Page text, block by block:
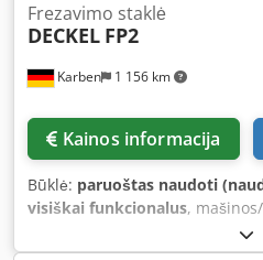
Karben 1 156 km
Frezavimo staklė
DECKEL FP2
Kainos informacija
Būklė: paruoštas naudoti
visiškai funkcionalus,
, DECKEL
gręžimo staklės Tipas: FP 2